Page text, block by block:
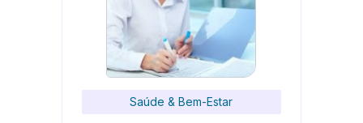
Saúde & Bem-Estar